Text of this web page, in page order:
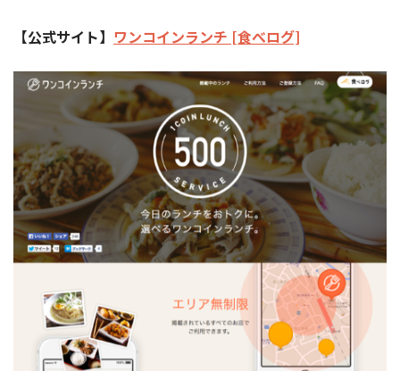
【公式サイト】 ワンコインランチ [食べログ]